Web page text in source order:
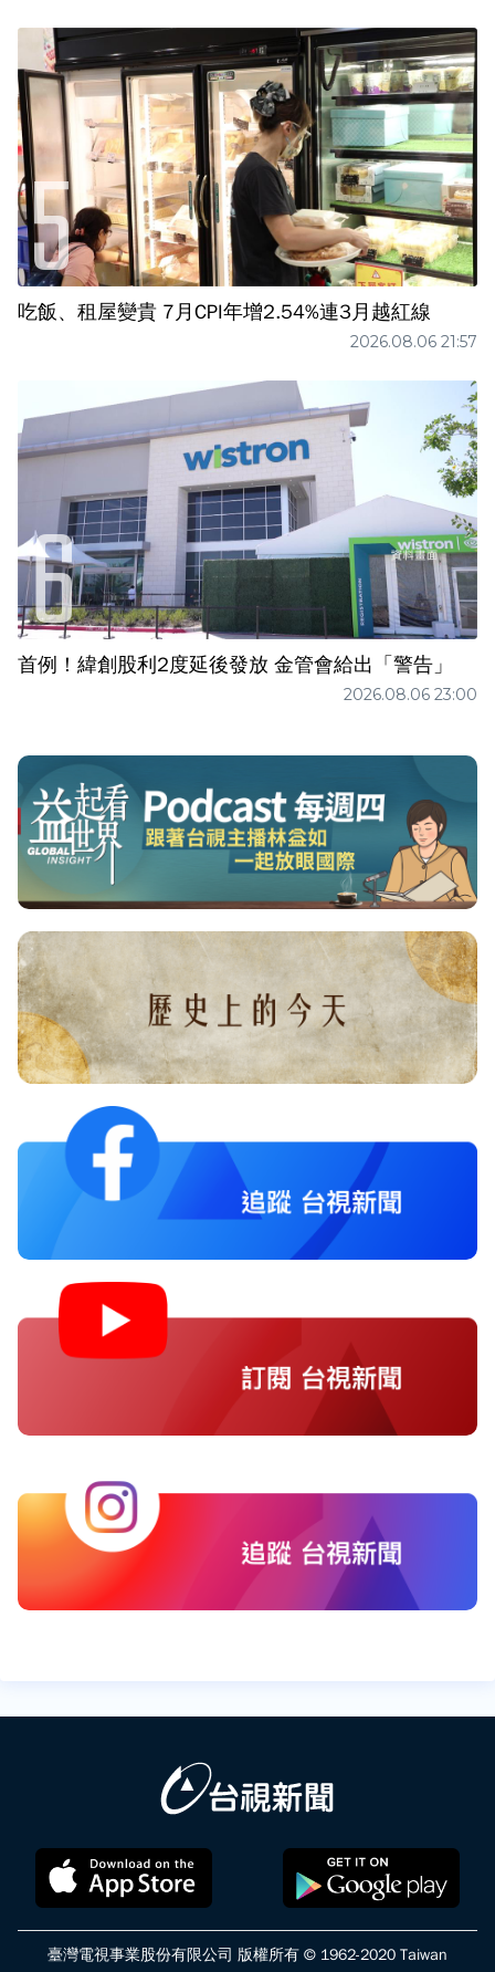
吃飯、租屋變貴 7月CPI年增2.54%連3月越紅線
2026.08.06 21:57
首例！緯創股利2度延後發放 金管會給出「警告」
2026.08.06 23:00
臺灣電視事業股份有限公司 版權所有 © 1962-2020 Taiwan